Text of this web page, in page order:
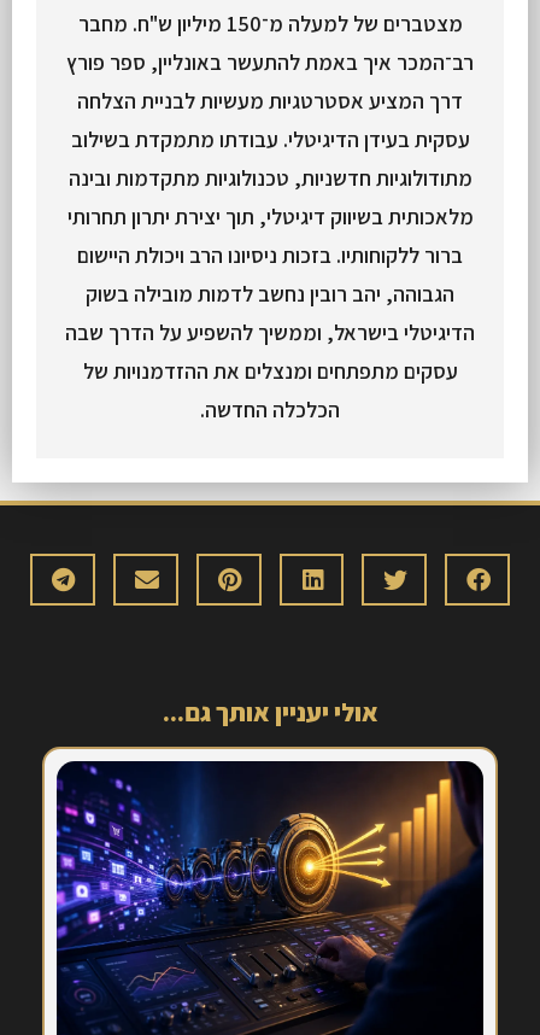
מצטברים של למעלה מ־150 מיליון ש"ח. מחבר
רב־המכר איך באמת להתעשר באונליין, ספר פורץ
דרך המציע אסטרטגיות מעשיות לבניית הצלחה
עסקית בעידן הדיגיטלי. עבודתו מתמקדת בשילוב
מתודולוגיות חדשניות, טכנולוגיות מתקדמות ובינה
מלאכותית בשיווק דיגיטלי, תוך יצירת יתרון תחרותי
ברור ללקוחותיו. בזכות ניסיונו הרב ויכולת היישום
הגבוהה, יהב רובין נחשב לדמות מובילה בשוק
הדיגיטלי בישראל, וממשיך להשפיע על הדרך שבה
עסקים מתפתחים ומנצלים את ההזדמנויות של
הכלכלה החדשה.
אולי יעניין אותך גם...